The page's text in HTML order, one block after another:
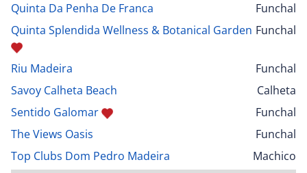
Quinta Da Penha De Franca
Funchal
Quinta Splendida Wellness & Botanical Garden Funchal
Riu Madeira
Funchal
Savoy Calheta Beach
Calheta
Sentido Galomar
Funchal
The Views Oasis
Funchal
Top Clubs Dom Pedro Madeira
Machico